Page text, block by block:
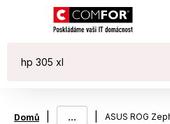
Domů ...